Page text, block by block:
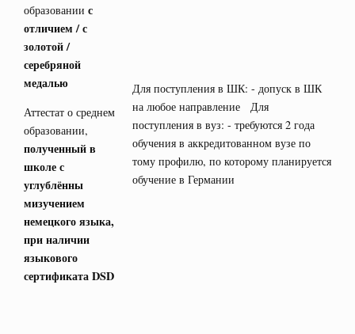
образовании с
отличием / с
золотой /
серебряной
медалью
Для поступления в ШК: - допуск в ШК
на любое направление Для
поступления в вуз: - требуются 2 года
обучения в аккредитованном вузе по
тому профилю, по которому планируется
обучение в Германии
Аттестат о среднем
образовании,
полученный в
школе с
углублённы
мизучением
немецкого языка,
при наличии
языкового
сертификатаDSD